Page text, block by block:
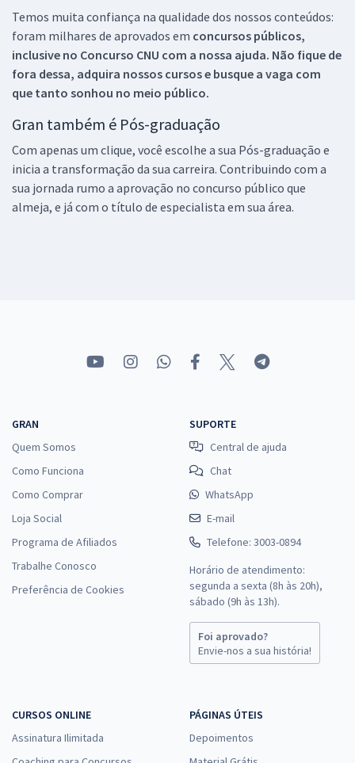
Temos muita confiança na qualidade dos nossos conteúdos:
foram milhares de aprovados em concursos públicos,
inclusive no Concurso CNU com a nossa ajuda. Não fique de
fora dessa, adquira nossos cursos e busque a vaga com
que tanto sonhou no meio público.
Gran também é Pós-graduação
Com apenas um clique, você escolhe a sua Pós-graduação e
inicia a transformação da sua carreira. Contribuindo com a
sua jornada rumo a aprovação no concurso público que
almeja, e já com o título de especialista em sua área.
GRAN
Quem Somos
Como Funciona
Como Comprar
Loja Social
Programa de Afiliados
Trabalhe Conosco
Preferência de Cookies
SUPORTE
Central de ajuda
Chat
WhatsApp
E-mail
Telefone: 3003-0894
Horário de atendimento:
segunda a sexta (8h às 20h),
sábado (9h às 13h).
Foi aprovado?
Envie-nos a sua história!
CURSOS ONLINE
Assinatura Ilimitada
PÁGINAS ÚTEIS
Depoimentos